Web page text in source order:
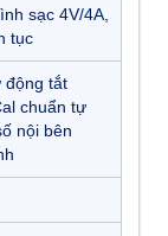
sạc 4V/4A,
tục
động tắt
chuẩn tự
nội bên